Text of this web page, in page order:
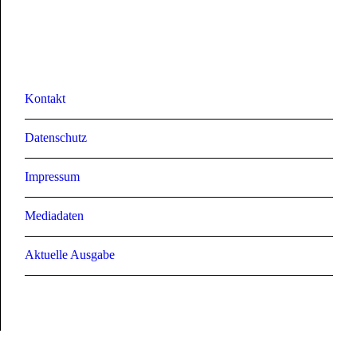
Kontakt
Datenschutz
Impressum
Mediadaten
Aktuelle Ausgabe